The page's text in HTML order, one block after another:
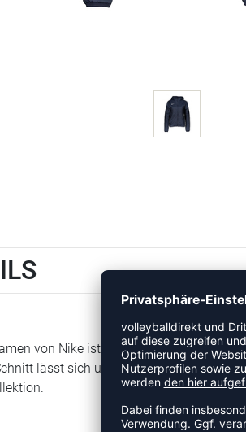
von Nike ist ein Artikel der
lässt sich unkompliziert über dem